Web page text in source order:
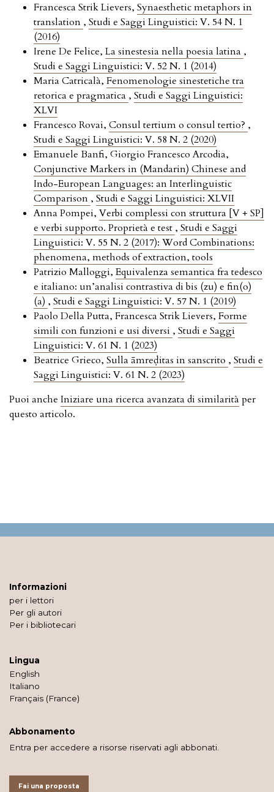
Francesca Strik Lievers, Synaesthetic metaphors in
translation , Studi e Saggi Linguistici: V. 54 N. 1
(2016)
Irene De Felice, La sinestesia nella poesia latina ,
Studi e Saggi Linguistici: V. 52 N. 1 (2014)
Maria Catricalà, Fenomenologie sinestetiche tra
retorica e pragmatica , Studi e Saggi Linguistici:
XLVI
Francesco Rovai, Consul tertium o consul tertio? ,
Studi e Saggi Linguistici: V. 58 N. 2 (2020)
Emanuele Banfi, Giorgio Francesco Arcodia,
Conjunctive Markers in (Mandarin) Chinese and
Indo-European Languages: an Interlinguistic
Comparison , Studi e Saggi Linguistici: XLVII
Anna Pompei, Verbi complessi con struttura [V + SP]
e verbi supporto. Proprietà e test , Studi e Saggi
Linguistici: V. 55 N. 2 (2017): Word Combinations:
phenomena, methods of extraction, tools
Patrizio Malloggi,Equivalenza semantica fra tedesco
e italiano: un’analisi contrastiva di bis (zu) e fin(o)
(a) , Studi e Saggi Linguistici: V. 57 N. 1 (2019)
Paolo Della Putta, Francesca Strik Lievers, Forme
simili con funzioni e usi diversi , Studi e Saggi
Linguistici: V. 61 N. 1 (2023)
Beatrice Grieco, Sulla āmreḍitas in sanscrito , Studi e
Saggi Linguistici: V. 61 N. 2 (2023)
Puoi anche Iniziare una ricerca avanzata di similarità per
questo articolo.
Informazioni
per i lettori
Per gli autori
Per i bibliotecari
Lingua
English
Italiano
Français (France)
Abbonamento
Entra per accedere a risorse riservati agli abbonati.
Fai una proposta